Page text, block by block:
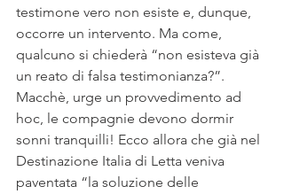
testimone vero non esiste e, dunque,
occorre un intervento. Ma come,
qualcuno si chiederà “non esisteva già
un reato di falsa testimonianza?”.
Macchè, urge un provvedimento ad
hoc, le compagnie devono dormir
sonni tranquilli! Ecco allora che già nel
Destinazione Italia di Letta veniva
paventata “la soluzione delle